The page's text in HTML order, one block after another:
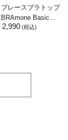
ブレースブラトップ
BRAmone Basic
》
2,990 (税込)